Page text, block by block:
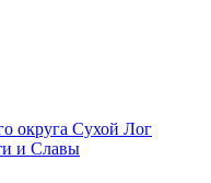
округа Сухой Лог
и Славы